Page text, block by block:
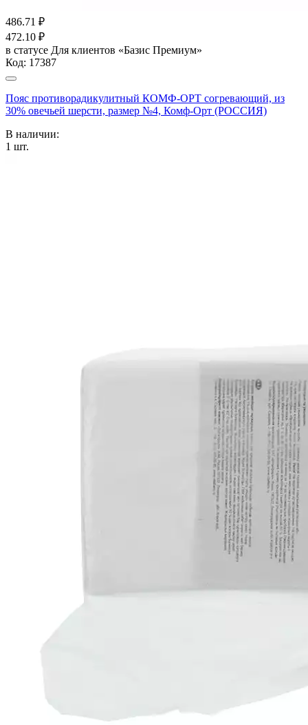
486.71 ₽
472.10 ₽
в статусе Для клиентов «Базис Премиум»
Код: 17387
Пояс противорадикулитный КОМФ-ОРТ согревающий, из
30% овечьей шерсти, размер №4, Комф-Орт (РОССИЯ)
В наличии:
1 шт.